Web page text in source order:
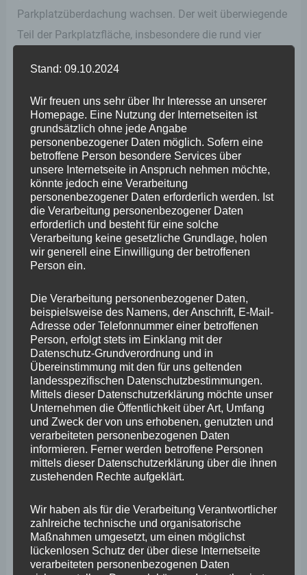
Parkplatzüberdachung wachsen. Der weit überwiegende
Teil der Parkplatzfläche, insbesondere die rund vier
oder Verschattung. Das Argument, dass
Photovoltaiküberdachung die Versickerung
beeinträchtigen würde, ist ebenfalls nicht stichhaltig.
Denn üblicherweise werden bei
Parkplatzüberdachungen mit Photovoltaik Lücken
zwischen den Panelen gelassen, sodass das Wasser auf
den Boden tropfen kann. Dies ist bei Freiflächen-PV-
Anlagen genauso, weswegen Schafe und Ziegen ja
gerade die unter den Panelen liegende Grasfläche
abgrasen müssen. Wäre die Fläche geschlossen, würde
Gras wachsen. Meines Erachtens bestehen auf diesem
Parkplatz erhebliche Potenziale, die sich auch
wirtschaftlich nutzen lassen können, wie es auf vielen
anderen Parkplätzen bereits üblich ist. Außerdem bietet
die PV-Überdachung Vorteile für die Besucher in Form
von Schatten und Schutz vor Niederschlägen.
Perspektivisch wären dadurch im Rahmen eines
ganzheitlichen Energiekonzeptes überdies
Lademöglichkeiten für E-Fahrzeuge möglich. Damit
könnte die Mobilitätswende erheblich vorangebracht
werden, weil der eine oder andere Student sich dann für
ein E-Auto entscheidet, dass er laden kann während er in
der Vorlesung sitzt. Durch die Vermarktung der
Überstrommengen könnte sich die Hochschule zudem
Stand: 09.10.2024
Wir freuen uns sehr über Ihr Interesse an unserer
Homepage. Eine Nutzung der Internetseiten ist
grundsätzlich ohne jede Angabe
personenbezogener Daten möglich. Sofern eine
betroffene Person besondere Services über
unsere Internetseite in Anspruch nehmen möchte,
könnte jedoch eine Verarbeitung
personenbezogener Daten erforderlich werden. Ist
die Verarbeitung personenbezogener Daten
erforderlich und besteht für eine solche
Verarbeitung keine gesetzliche Grundlage, holen
wir generell eine Einwilligung der betroffenen
Person ein.
Die Verarbeitung personenbezogener Daten,
beispielsweise des Namens, der Anschrift, E-Mail-
Adresse oder Telefonnummer einer betroffenen
Person, erfolgt stets im Einklang mit der
Datenschutz-Grundverordnung und in
Übereinstimmung mit den für uns geltenden
landesspezifischen Datenschutzbestimmungen.
Mittels dieser Datenschutzerklärung möchte unser
Unternehmen die Öffentlichkeit über Art, Umfang
und Zweck der von uns erhobenen, genutzten und
verarbeiteten personenbezogenen Daten
informieren. Ferner werden betroffene Personen
mittels dieser Datenschutzerklärung über die ihnen
zustehenden Rechte aufgeklärt.
Wir haben als für die Verarbeitung Verantwortlicher
zahlreiche technische und organisatorische
Maßnahmen umgesetzt, um einen möglichst
lückenlosen Schutz der über diese Internetseite
verarbeiteten personenbezogenen Daten